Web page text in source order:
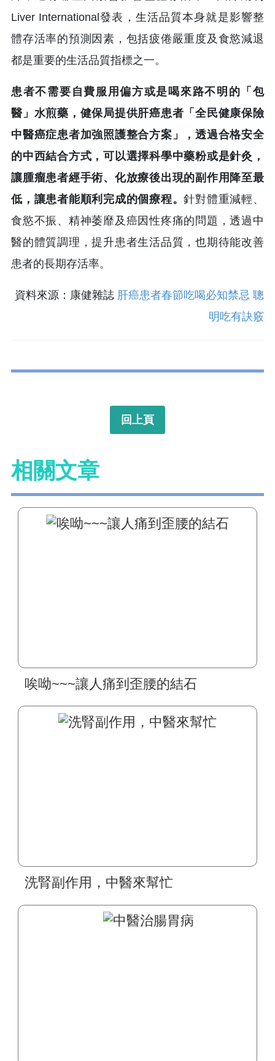
Liver International發表，生活品質本身就是影響整
體存活率的預測因素，包括疲倦嚴重度及食慾減退
都是重要的生活品質指標之一。
患者不需要自費服用偏方或是喝來路不明的「包
醫」水煎藥，健保局提供肝癌患者「全民健康保險
中醫癌症患者加強照護整合方案」，透過合格安全
的中西結合方式，可以選擇科學中藥粉或是針灸，
讓腫瘤患者經手術、化放療後出現的副作用降至最
低，讓患者能順利完成的個療程。針對體重減輕、
食慾不振、精神萎靡及癌因性疼痛的問題，透過中
醫的體質調理，提升患者生活品質，也期待能改善
患者的長期存活率。
資料來源：康健雜誌 肝癌患者春節吃喝必知禁忌 聰
明吃有訣竅
回上頁
相關文章
唉呦~~~讓人痛到歪腰的結石
洗腎副作用，中醫來幫忙